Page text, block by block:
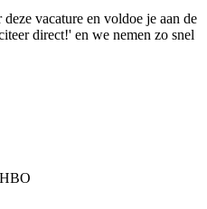
vacature en voldoe je aan de
direct!' en we nemen zo snel